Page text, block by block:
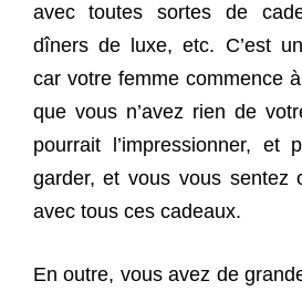
avec toutes sortes de
dîners de luxe, etc. C’est
car votre femme commence
que vous n’avez rien de
pourrait l’impressionner, et
garder, et vous vous sentez
avec tous ces cadeaux.
En outre, vous avez de